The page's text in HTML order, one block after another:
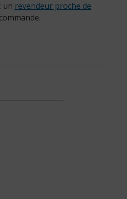
un revendeur proche de